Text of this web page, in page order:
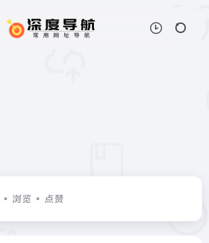
浏览 点赞